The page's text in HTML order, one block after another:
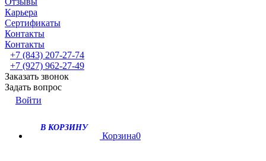
Карьера
Сертификаты
Контакты
Контакты
+7 (843) 207-27-74
+7 (927) 962-27-49
Заказать звонок
Задать вопрос
Войти
В КОРЗИНУ
Корзина0